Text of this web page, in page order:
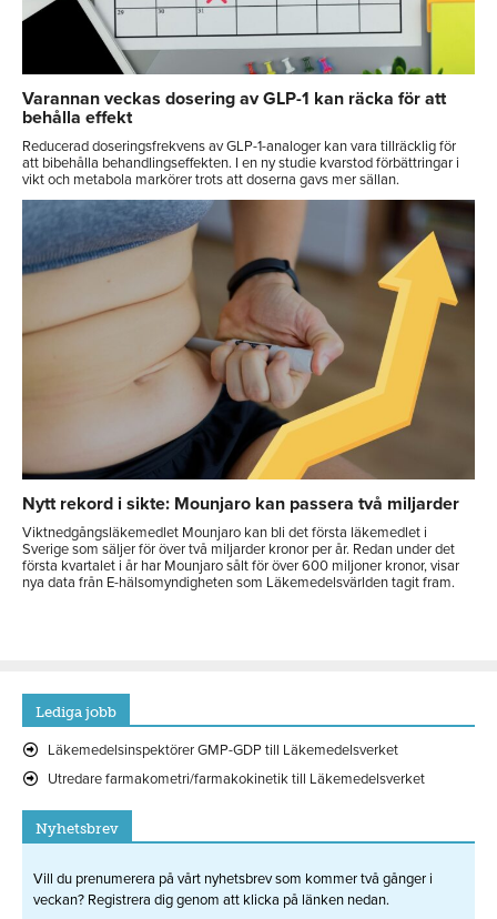
Varannan veckas dosering av GLP-1 kan räcka för att
behålla effekt
Reducerad doseringsfrekvens av GLP-1-analoger kan vara tillräcklig för
att bibehålla behandlingseffekten. I en ny studie kvarstod förbättringar i
vikt och metabola markörer trots att doserna gavs mer sällan.
Nytt rekord i sikte: Mounjaro kan passera två miljarder
Viktnedgångsläkemedlet Mounjaro kan bli det första läkemedlet i
Sverige som säljer för över två miljarder kronor per år. Redan under det
första kvartalet i år har Mounjaro sålt för över 600 miljoner kronor, visar
nya data från E-hälsomyndigheten som Läkemedelsvärlden tagit fram.
Lediga jobb
Läkemedelsinspektörer GMP-GDP till Läkemedelsverket
Utredare farmakometri/farmakokinetik till Läkemedelsverket
Nyhetsbrev
Vill du prenumerera på vårt nyhetsbrev som kommer två gånger i
veckan? Registrera dig genom att klicka på länken nedan.